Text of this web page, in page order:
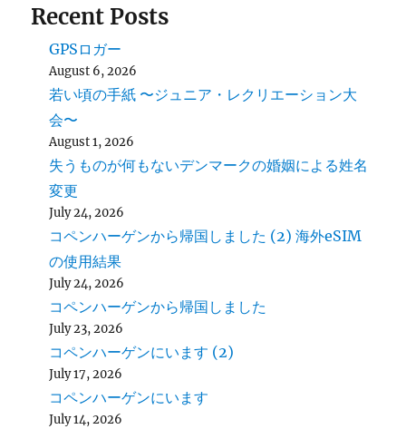
Recent Posts
GPSロガー
August 6, 2026
若い頃の手紙 〜ジュニア・レクリエーション大
会〜
August 1, 2026
失うものが何もないデンマークの婚姻による姓名
変更
July 24, 2026
コペンハーゲンから帰国しました (2) 海外eSIM
の使用結果
July 24, 2026
コペンハーゲンから帰国しました
July 23, 2026
コペンハーゲンにいます (2)
July 17, 2026
コペンハーゲンにいます
July 14, 2026